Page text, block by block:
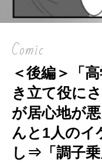
Comic
＜後編＞「
き立て役に
が居心地が
んと1人のイ
し⇒「調子